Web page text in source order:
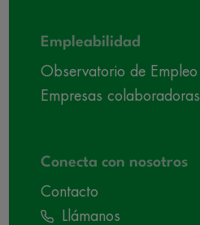
Empleabilidad
Observatorio de Empleo
Empresas colaboradoras
Conecta con nosotros
Contacto
Llámanos